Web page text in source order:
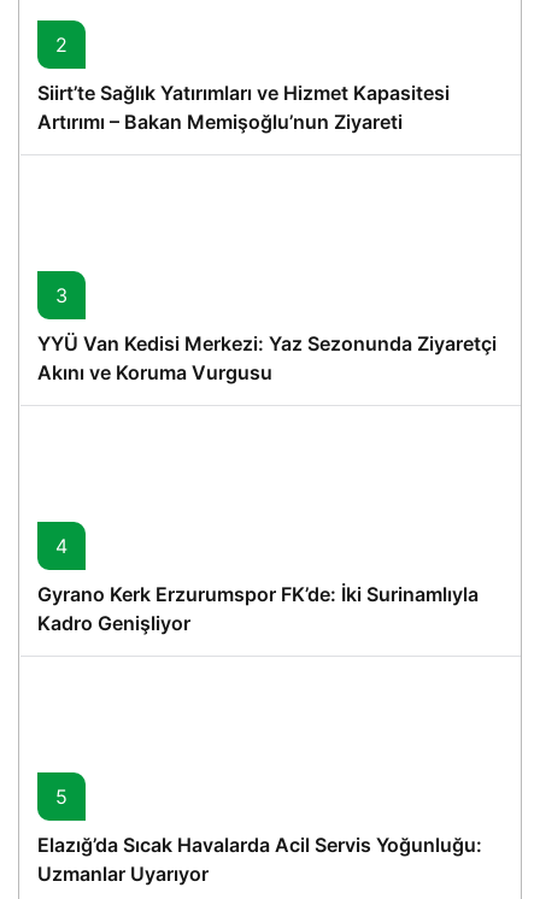
2
Siirt’te Sağlık Yatırımları ve Hizmet Kapasitesi
Artırımı – Bakan Memişoğlu’nun Ziyareti
3
YYÜ Van Kedisi Merkezi: Yaz Sezonunda Ziyaretçi
Akını ve Koruma Vurgusu
4
Gyrano Kerk Erzurumspor FK’de: İki Surinamlıyla
Kadro Genişliyor
5
Elazığ’da Sıcak Havalarda Acil Servis Yoğunluğu:
Uzmanlar Uyarıyor